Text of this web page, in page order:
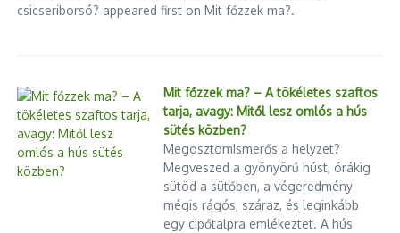
csicseriborsó? appeared first on Mit főzzek ma?.
Mit főzzek ma? – A tökéletes szaftos
tarja, avagy: Mitől lesz omlós a hús
sütés közben?
MegosztomIsmerős a helyzet?
Megveszed a gyönyörű húst, órákig
sütöd a sütőben, a végeredmény
mégis rágós, száraz, és leginkább
egy cipőtalpra emlékeztet. A hús